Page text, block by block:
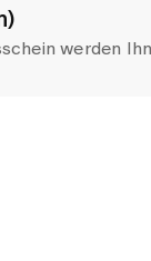
werden